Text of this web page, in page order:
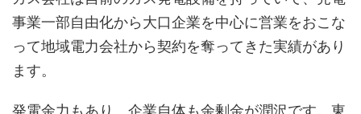
事業一部自由化から大口企業を中心に営業をおこな
って地域電力会社から契約を奪ってきた実績があり
ます。
発電余力もあり、企業自体も余剰金が潤沢です。東